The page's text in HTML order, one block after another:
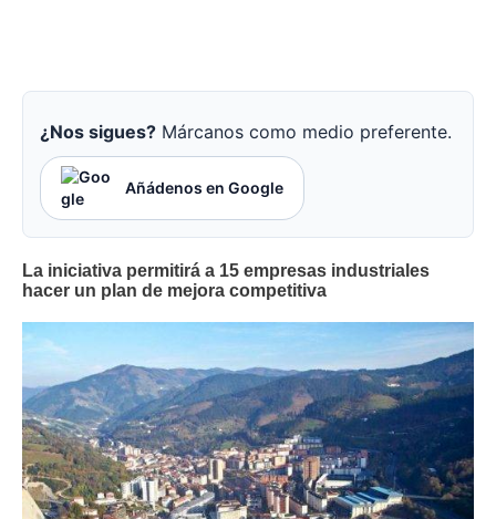
¿Nos sigues? Márcanos como medio preferente.
Añádenos en Google
La iniciativa permitirá a 15 empresas industriales
hacer un plan de mejora competitiva